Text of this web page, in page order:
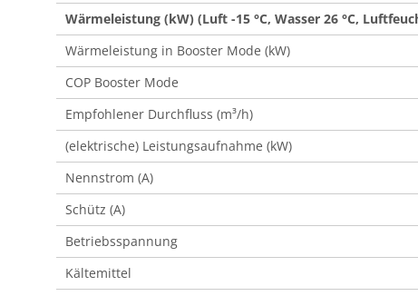
Wärmeleistung (kW) (Luft -15 °C, Wasser 26 °C,
Wärmeleistung in Booster Mode (kW)
COP Booster Mode
Empfohlener Durchfluss (m³/h)
(elektrische) Leistungsaufnahme (kW)
Nennstrom (A)
Schütz (A)
Betriebsspannung
Kältemittel